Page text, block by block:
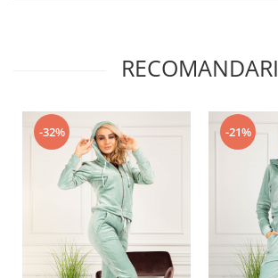
RECOMANDARI
-32% -21%